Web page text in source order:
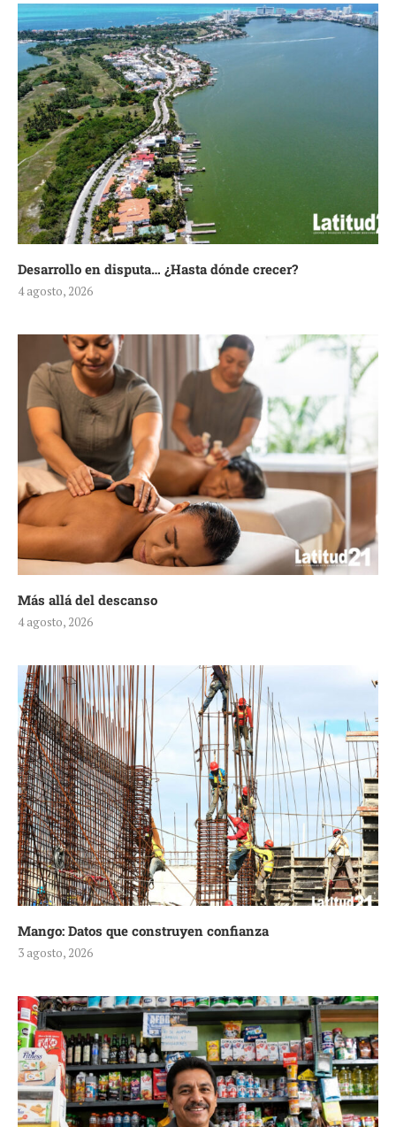
Desarrollo en disputa… ¿Hasta dónde crecer?
4 agosto, 2026
Más allá del descanso
4 agosto, 2026
Mango: Datos que construyen confianza
3 agosto, 2026